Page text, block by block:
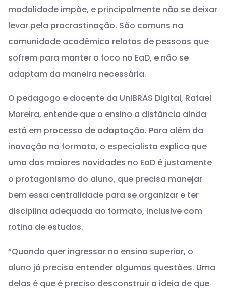
modalidade impõe, e principalmente não se deixar
levar pela procrastinação. São comuns na
comunidade acadêmica relatos de pessoas que
sofrem para manter o foco no EaD, e não se
adaptam da maneira necessária.
O pedagogo e docente da UniBRAS Digital, Rafael
Moreira, entende que o ensino a distância ainda
está em processo de adaptação. Para além da
inovação no formato, o especialista explica que
uma das maiores novidades no EaD é justamente
o protagonismo do aluno, que precisa manejar
bem essa centralidade para se organizar e ter
disciplina adequada ao formato, inclusive com
rotina de estudos.
“Quando quer ingressar no ensino superior, o
aluno já precisa entender algumas questões. Uma
delas é que é preciso desconstruir a ideia de que